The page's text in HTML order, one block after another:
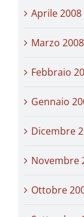
Aprile 2008
Marzo
Febbraio
Gennaio
Dicembre
Novembre
Ottobre